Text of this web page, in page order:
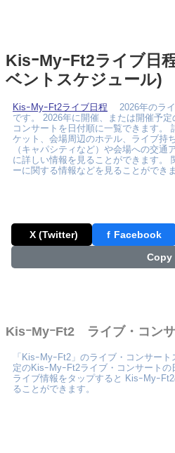
KisｰMyｰFt2ライブ日
ベントスケジュール)
KisｰMyｰFt2ライブ日程 2026年のライ
です。 2026年に開催、または開催予
コンサートを日付順に一覧できます。
ケット、会場周辺のホテル、ライブ持
（キャパシティなど）や会場への交通
に詳しい情報を見ることができます。
ーに関する情報などを見ることができま
X (Twitter) f Facebook
Copy
KisｰMyｰFt2 ライブ・コン
「KisｰMyｰFt2」のライブ・コンサー
定のKisｰMyｰFt2ライブ・コンサート
ライブ情報をタップすると KisｰMyｰ
ることができます。